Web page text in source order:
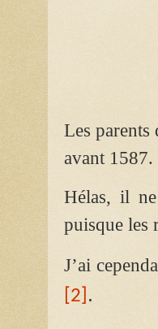
Les parents
avant 1587.
Hélas, il
puisque les
J’ai
[2] .